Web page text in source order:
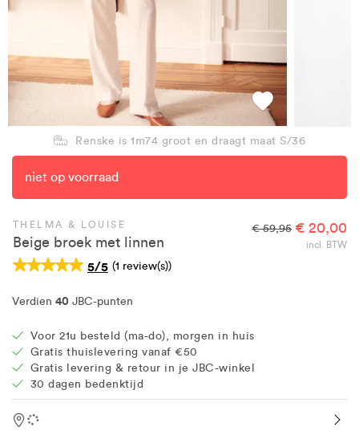
Renske is 1m74 groot en draagt maat S/36
niet op voorraad
THELMA & LOUISE
Beige broek met linnen
5/5 (1 review(s))
€ 59,95 € 20,00
incl. BTW
Verdien 40 JBC-punten
Voor 21u besteld (ma-do), morgen in huis
Gratis thuislevering vanaf €50
Gratis levering & retour in je JBC-winkel
30 dagen bedenktijd
Location